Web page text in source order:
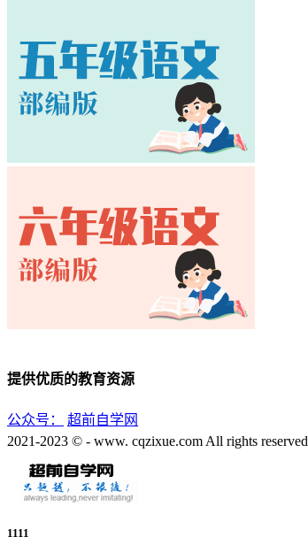
提供优质的教育资源
公众号：
超前自学网
2021-2023 © - www. cqzixue.com All rights reserved
1111